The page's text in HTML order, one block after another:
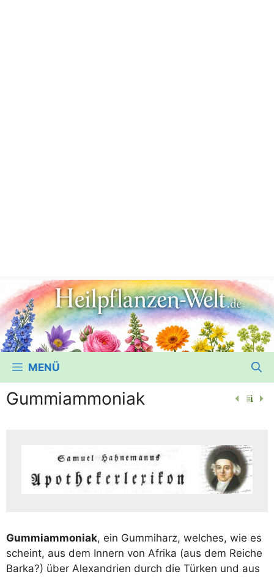
MENÜ
Gummiammoniak
Gum­mi­am­mo­ni­ak, ein Gum­mi­harz, wel­ches, wie es
scheint, aus dem Innern von Afri­ka (aus dem Rei­che
Bar­ka?) über Alex­an­dri­en durch die Tür­ken und aus